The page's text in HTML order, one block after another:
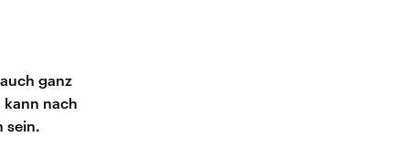
ganz
kann nach
sein.